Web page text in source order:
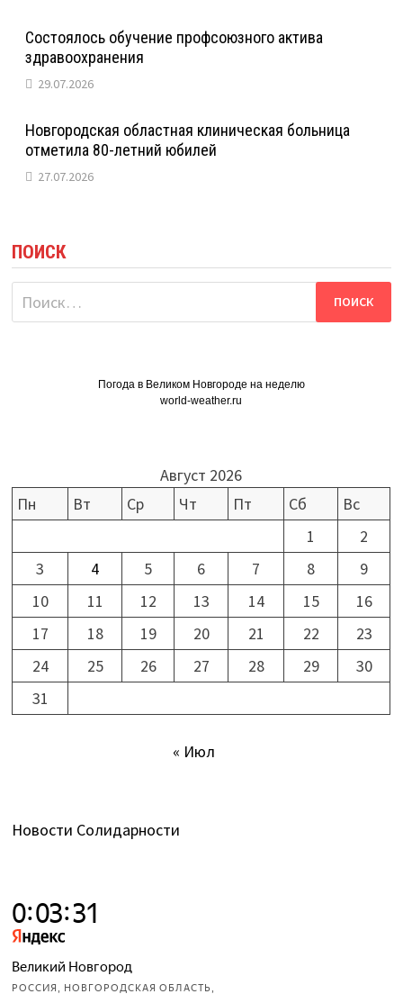
Состоялось обучение профсоюзного актива
здравоохранения
29.07.2026
Новгородская областная клиническая больница
отметила 80-летний юбилей
27.07.2026
ПОИСК
Найти:
Погода в Великом Новгороде на неделю
world-weather.ru
Август 2026
Пн
Вт Ср Чт Пт Сб
Вс
1
2
3
4 5 6 7 8
9
10
11 12 13 14 15
16
17
18 19 20 21 22
23
24
25 26 27 28 29
30
31
« Июл
Новости Солидарности